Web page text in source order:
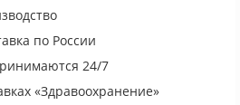
по России
24/7
«Здравоохранение»